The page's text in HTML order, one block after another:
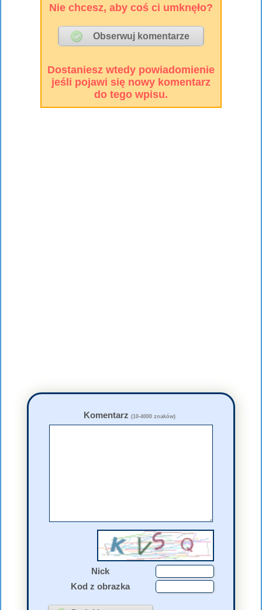
Nie chcesz, aby coś ci umknęło?
Dostaniesz wtedy powiadomienie
jeśli pojawi się nowy komentarz
do tego wpisu.
Komentarz (10-4000 znaków)
Nick
Kod z obrazka